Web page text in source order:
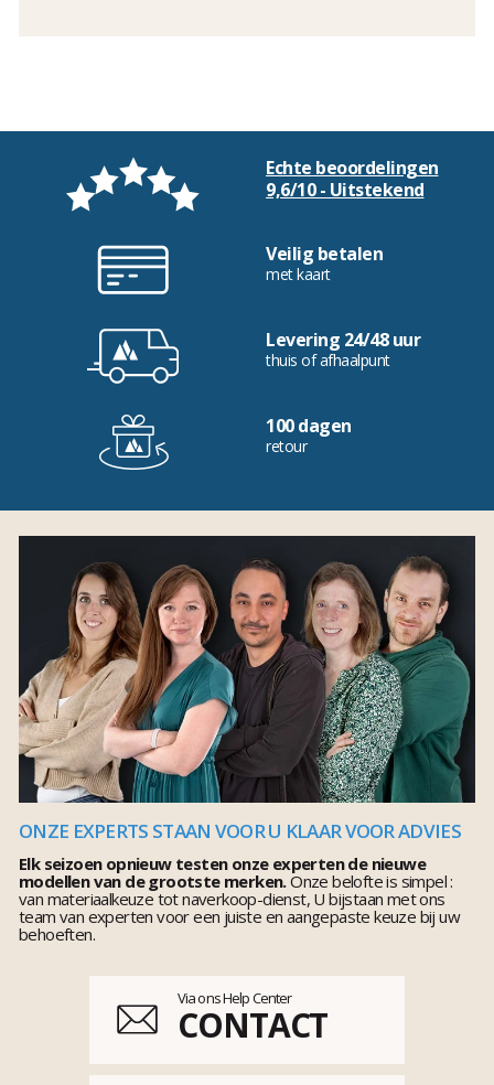
Echte beoordelingen
9,6/10 - Uitstekend
Veilig betalen
met kaart
Levering 24/48 uur
thuis of afhaalpunt
100 dagen
retour
ONZE EXPERTS STAAN VOOR U KLAAR VOOR ADVIES
Elk seizoen opnieuw testen onze experten de nieuwe
modellen van de grootste merken.Onze belofte is simpel :
van materiaalkeuze tot naverkoop-dienst, U bijstaan met ons
team van experten voor een juiste en aangepaste keuze bij uw
behoeften.
Via ons Help Center
CONTACT